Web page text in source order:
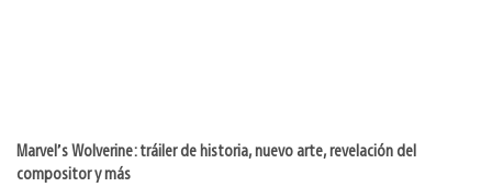
Marvel’s Wolverine: tráiler de historia, nuevo arte, revelación del
compositor y más